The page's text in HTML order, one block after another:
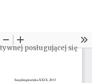
posługującej się